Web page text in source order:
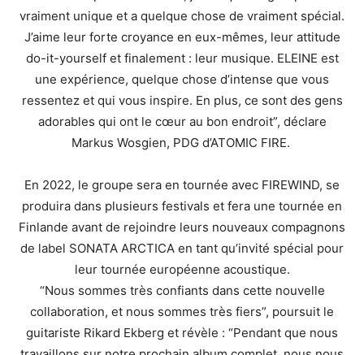
vraiment unique et a quelque chose de vraiment spécial.
J’aime leur forte croyance en eux-mêmes, leur attitude
do-it-yourself et finalement : leur musique. ELEINE est
une expérience, quelque chose d’intense que vous
ressentez et qui vous inspire. En plus, ce sont des gens
adorables qui ont le cœur au bon endroit”, déclare
Markus Wosgien, PDG d’ATOMIC FIRE.
En 2022, le groupe sera en tournée avec FIREWIND, se
produira dans plusieurs festivals et fera une tournée en
Finlande avant de rejoindre leurs nouveaux compagnons
de label SONATA ARCTICA en tant qu’invité spécial pour
leur tournée européenne acoustique.
“Nous sommes très confiants dans cette nouvelle
collaboration, et nous sommes très fiers”, poursuit le
guitariste Rikard Ekberg et révèle : “Pendant que nous